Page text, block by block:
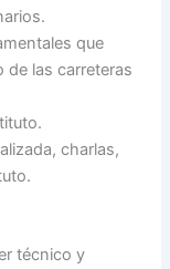
que
de las carreteras
charlas,
técnico y